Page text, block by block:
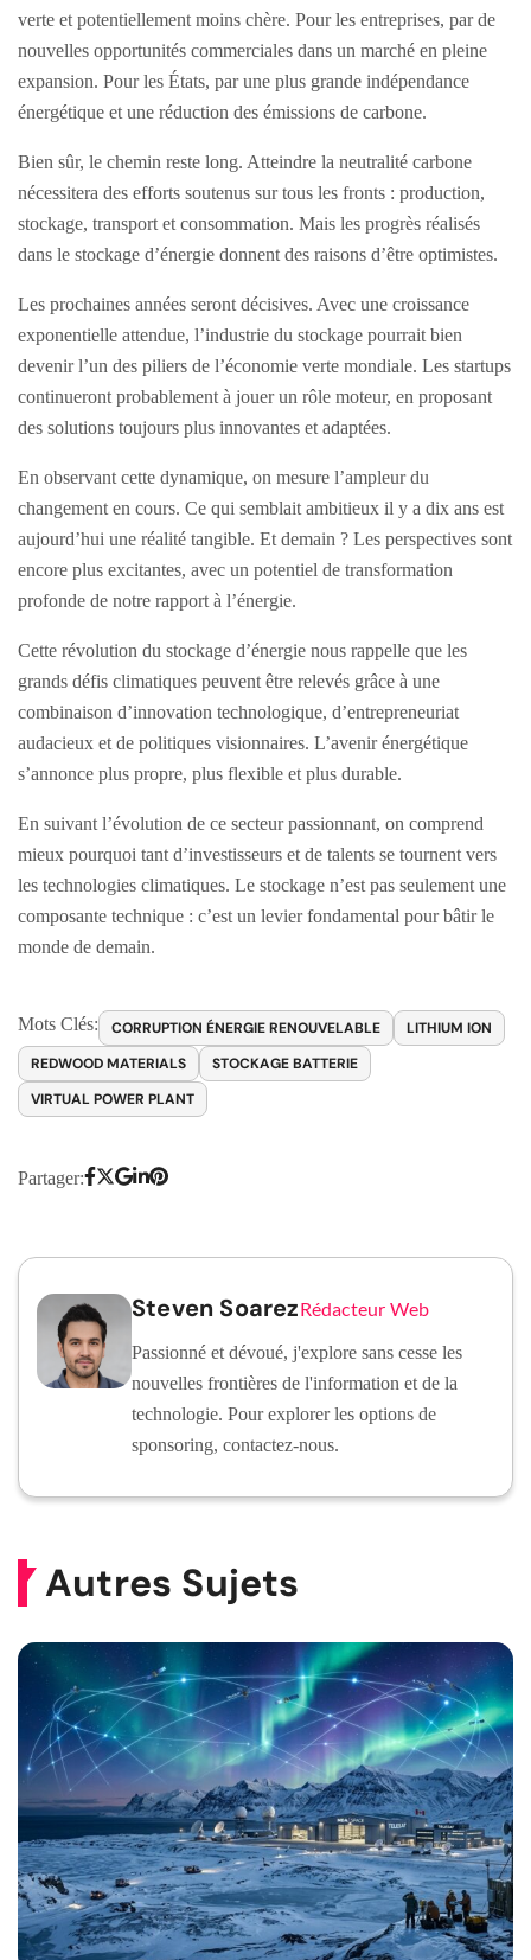
verte et potentiellement moins chère. Pour les entreprises, par de
nouvelles opportunités commerciales dans un marché en pleine
expansion. Pour les États, par une plus grande indépendance
énergétique et une réduction des émissions de carbone.
Bien sûr, le chemin reste long. Atteindre la neutralité carbone
nécessitera des efforts soutenus sur tous les fronts : production,
stockage, transport et consommation. Mais les progrès réalisés
dans le stockage d’énergie donnent des raisons d’être optimistes.
Les prochaines années seront décisives. Avec une croissance
exponentielle attendue, l’industrie du stockage pourrait bien
devenir l’un des piliers de l’économie verte mondiale. Les startups
continueront probablement à jouer un rôle moteur, en proposant
des solutions toujours plus innovantes et adaptées.
En observant cette dynamique, on mesure l’ampleur du
changement en cours. Ce qui semblait ambitieux il y a dix ans est
aujourd’hui une réalité tangible. Et demain ? Les perspectives sont
encore plus excitantes, avec un potentiel de transformation
profonde de notre rapport à l’énergie.
Cette révolution du stockage d’énergie nous rappelle que les
grands défis climatiques peuvent être relevés grâce à une
combinaison d’innovation technologique, d’entrepreneuriat
audacieux et de politiques visionnaires. L’avenir énergétique
s’annonce plus propre, plus flexible et plus durable.
En suivant l’évolution de ce secteur passionnant, on comprend
mieux pourquoi tant d’investisseurs et de talents se tournent vers
les technologies climatiques. Le stockage n’est pas seulement une
composante technique : c’est un levier fondamental pour bâtir le
monde de demain.
Mots Clés: CORRUPTION ÉNERGIE RENOUVELABLE
LITHIUM ION
REDWOOD MATERIALS
STOCKAGE BATTERIE
VIRTUAL POWER PLANT
Partager:
Steven SoarezRédacteur Web
Passionné et dévoué, j'explore sans cesse les
nouvelles frontières de l'information et de la
technologie. Pour explorer les options de
sponsoring, contactez-nous.
Autres Sujets